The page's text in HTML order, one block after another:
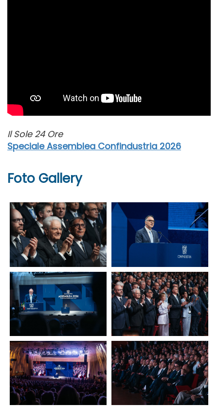
Il Sole 24 Ore
Speciale Assemblea Confindustria 2026
Foto Gallery